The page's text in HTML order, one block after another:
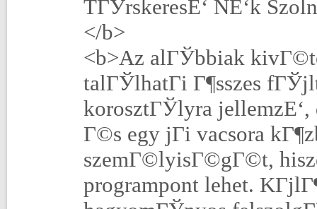
TГЎrskeresЕ‘ NЕ‘k
</b>
<b>Az alГЎbbiak
talГЎlhatГі Г¶sszes
korosztГЎlyra jellemzЕ‘,
Г©s egy jГі vacsora
szemГ©lyisГ©gГ©t,
programpont lehet.